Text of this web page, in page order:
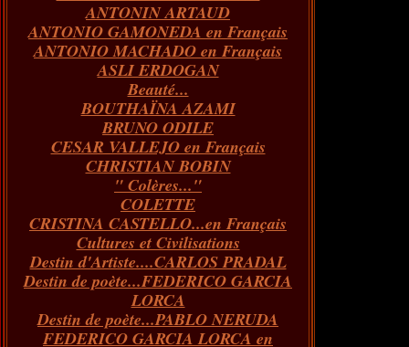
Janvier(73)
Février(55)
Janvier(43)
Mars(73)
Février(54)
Janvier(51)
Avril(73)
Mars(100)
Février(146)
Janvier(124)
ANTONIN ARTAUD
ANTONIO GAMONEDA en Français
ANTONIO MACHADO en Français
ASLI ERDOGAN
Beauté...
BOUTHAÏNA AZAMI
BRUNO ODILE
CESAR VALLEJO en Français
CHRISTIAN BOBIN
" Colères..."
COLETTE
CRISTINA CASTELLO...en Français
Cultures et Civilisations
Destin d'Artiste....CARLOS PRADAL
Destin de poète...FEDERICO GARCIA
LORCA
Destin de poète...PABLO NERUDA
FEDERICO GARCIA LORCA en